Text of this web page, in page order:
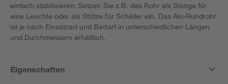
einfach stabilisieren: Setzen Sie z.B. das Rohr als Stange für
eine Leuchte oder als Stütze für Schilder ein. Das Alu-Rundrohr
ist je nach Einsatzart und Bedarf in unterschiedlichen Längen
und Durchmessern erhältlich.
Eigenschaften